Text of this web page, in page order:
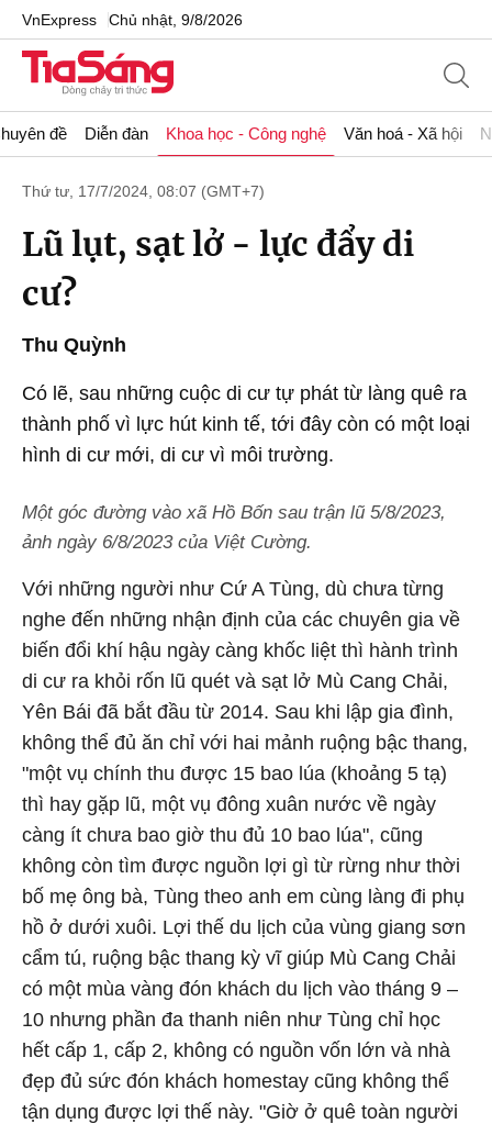
VnExpress Chủ nhật, 9/8/2026
đề Diễn đàn Khoa học - Công nghệ Văn hoá - Xã hội
Thứ tư, 17/7/2024, 08:07 (GMT+7)
Lũ lụt, sạt lở - lực đẩy di
cư?
Thu Quỳnh
Có lẽ, sau những cuộc di cư tự phát từ làng quê ra
thành phố vì lực hút kinh tế, tới đây còn có một loại
hình di cư mới, di cư vì môi trường.
Một góc đường vào xã Hồ Bốn sau trận lũ 5/8/2023,
ảnh ngày 6/8/2023 của Việt Cường.
Với những người như Cứ A Tùng, dù chưa từng
nghe đến những nhận định của các chuyên gia về
biến đổi khí hậu ngày càng khốc liệt thì hành trình
di cư ra khỏi rốn lũ quét và sạt lở Mù Cang Chải,
Yên Bái đã bắt đầu từ 2014. Sau khi lập gia đình,
không thể đủ ăn chỉ với hai mảnh ruộng bậc thang,
"một vụ chính thu được 15 bao lúa (khoảng 5 tạ)
thì hay gặp lũ, một vụ đông xuân nước về ngày
càng ít chưa bao giờ thu đủ 10 bao lúa", cũng
không còn tìm được nguồn lợi gì từ rừng như thời
bố mẹ ông bà, Tùng theo anh em cùng làng đi phụ
hồ ở dưới xuôi. Lợi thế du lịch của vùng giang sơn
cẩm tú, ruộng bậc thang kỳ vĩ giúp Mù Cang Chải
có một mùa vàng đón khách du lịch vào tháng 9 –
10 nhưng phần đa thanh niên như Tùng chỉ học
hết cấp 1, cấp 2, không có nguồn vốn lớn và nhà
đẹp đủ sức đón khách homestay cũng không thể
tận dụng được lợi thế này. "Giờ ở quê toàn người